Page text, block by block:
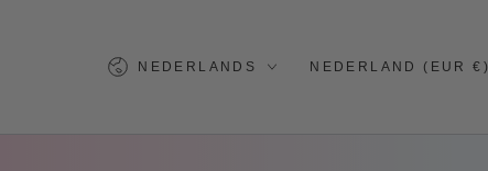
Taal
NEDERLANDS NEDERLAND (EUR €)